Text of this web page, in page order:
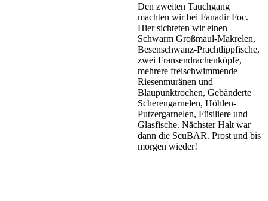
Den zweiten Tauchgang
machten wir bei Fanadir Foc.
Hier sichteten wir einen
Schwarm Großmaul-Makrelen,
Besenschwanz-Prachtlippfische,
zwei Fransendrachenköpfe,
mehrere freischwimmende
Riesenmuränen und
Blaupunktrochen, Gebänderte
Scherengarnelen, Höhlen-
Putzergarnelen, Füsiliere und
Glasfische. Nächster Halt war
dann die ScuBAR. Prost und bis
morgen wieder!